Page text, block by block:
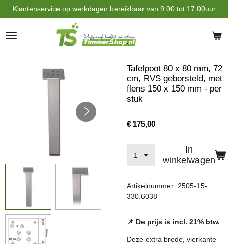
Ga
direct
naar
de
Klantenservice op werkdagen bereikbaar van 9.00 tot 17:00uur
Tafelpoot 80 x 80 mm, 72
cm, RVS geborsteld, met
flens 150 x 150 mm - per
stuk
€ 175,00
In
winkelwagen
Artikelnummer: 2505-15-
330.6038
📌 De prijs is incl. 21% btw.
Deze extra brede, vierkante